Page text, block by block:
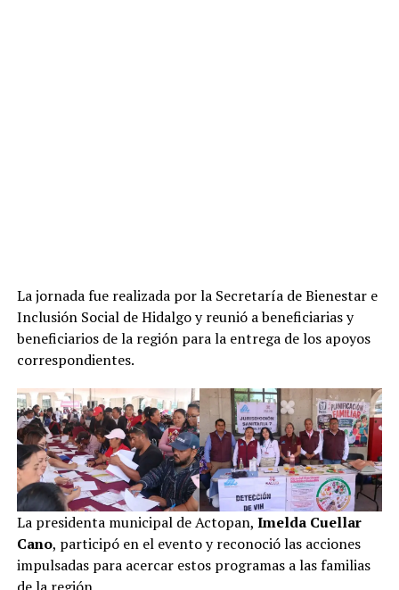
La jornada fue realizada por la Secretaría de Bienestar e
Inclusión Social de Hidalgo y reunió a beneficiarias y
beneficiarios de la región para la entrega de los apoyos
correspondientes.
La presidenta municipal de Actopan, Imelda Cuellar
Cano, participó en el evento y reconoció las acciones
impulsadas para acercar estos programas a las familias